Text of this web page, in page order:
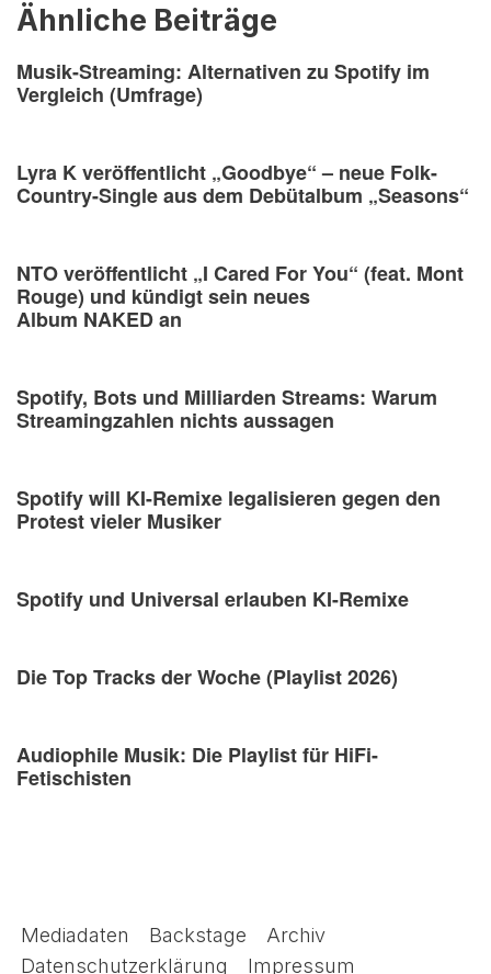
Ähnliche Beiträge
Musik-Streaming: Alternativen zu Spotify im
Vergleich (Umfrage)
Lyra K veröffentlicht „Goodbye“ – neue Folk-
Country-Single aus dem Debütalbum „Seasons“
NTO veröffentlicht „I Cared For You“ (feat. Mont
Rouge) und kündigt sein neues
Album NAKED an
Spotify, Bots und Milliarden Streams: Warum
Streamingzahlen nichts aussagen
Spotify will KI-Remixe legalisieren gegen den
Protest vieler Musiker
Spotify und Universal erlauben KI-Remixe
Die Top Tracks der Woche (Playlist 2026)
Audiophile Musik: Die Playlist für HiFi-
Fetischisten
Mediadaten Backstage
Archiv
Datenschutzerklärung
Impressum